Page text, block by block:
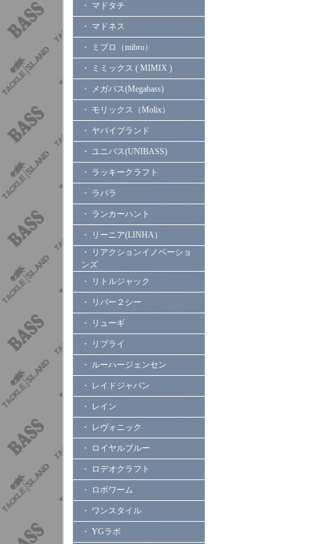
・ マドタチ
・ マドネス
・ ミブロ（mibro）
・ ミミックス ( MIMIX )
・ メガバス(Megabass)
・ モリックス（Molix）
・ ヤバイブランド
・ ユニバス(UNIBASS)
・ ラッキークラフト
・ ラパラ
・ ランカーハント
・ リーニア(LINHA）
・ リアクションイノベーショ
ンズ
・ リトルジャック
・ リバー２シー
・ リューギ
・ リプライ
・ ルーハージェンセン
・ レイドジャパン
・ レイン
・ レヴォニック
・ ロイヤルブルー
・ ロデオクラフト
・ ロボワーム
・ ワンスタイル
・ YGラボ